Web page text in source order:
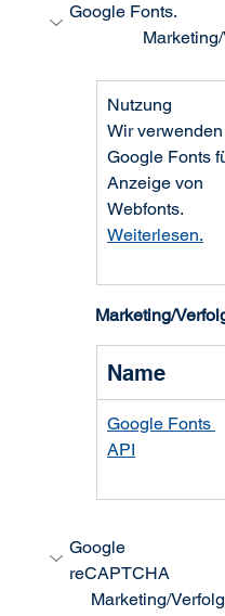
Nutzung
Wir verwenden
Google Fonts
Anzeige von
Webfonts.
Weiterlesen.
Marketing/
Name
Google Fonts
API
Google
Marketing/